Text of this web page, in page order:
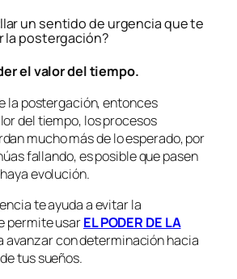
un sentido de urgencia que te
la postergación?
el valor del tiempo.
la postergación, entonces
del tiempo, los procesos
mucho más de lo esperado, por
fallando, es posible que pasen
evolución.
te ayuda a evitar la
permite usarEL PODER DE LA
avanzar con determinación hacia
tus sueños.